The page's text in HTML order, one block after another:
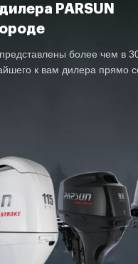
PARSUN
более чем в 30
к вам дилера прямо